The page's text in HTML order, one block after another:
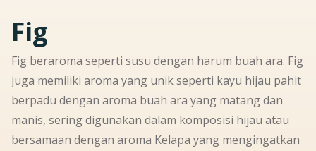
Fig
Fig beraroma seperti susu dengan harum buah ara. Fig
juga memiliki aroma yang unik seperti kayu hijau pahit
berpadu dengan aroma buah ara yang matang dan
manis, sering digunakan dalam komposisi hijau atau
bersamaan dengan aroma Kelapa yang mengingatkan